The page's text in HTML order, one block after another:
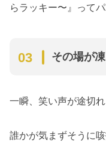
らラッキー〜』って
その場が
一瞬、笑い声が途切れ
誰かが気まずそうに